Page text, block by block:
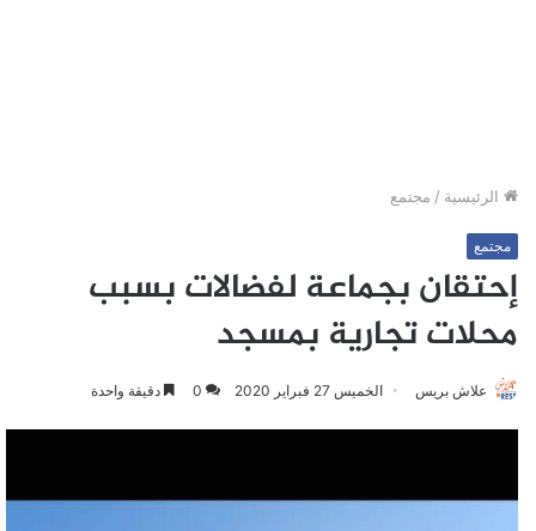
الرئيسية / مجتمع
مجتمع
إحتقان بجماعة لفضالات بسبب
محلات تجارية بمسجد
علاش بريس الخميس 27 فبراير 2020 0 دقيقة واحدة